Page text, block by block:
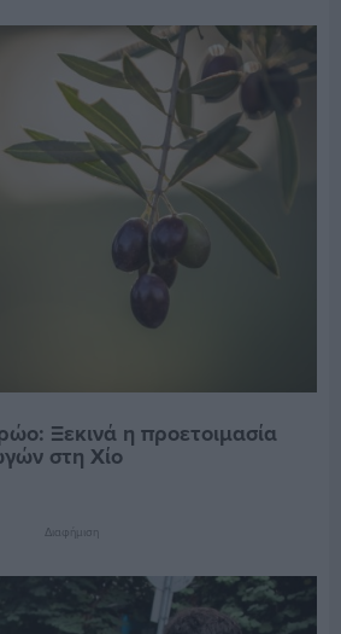
Ξεκινά η προετοιμασία
στη Χίο
Διαφήμιση